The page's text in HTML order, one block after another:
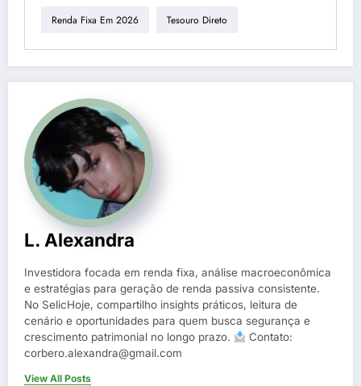
Renda Fixa Em 2026 Tesouro Direto
L. Alexandra
Investidora focada em renda fixa, análise macroeconômica
e estratégias para geração de renda passiva consistente.
No SelicHoje, compartilho insights práticos, leitura de
cenário e oportunidades para quem busca segurança e
crescimento patrimonial no longo prazo.
Contato:
corbero.alexandra@gmail.com
View All Posts